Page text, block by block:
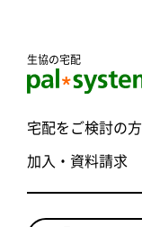
生協の宅配
宅配をご検討の方
加入・資料請求